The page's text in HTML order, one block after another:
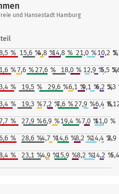
und Hansestadt Hamburg
% 15,6 %4,8 %14,8 % 21,0 %10,2 %
%7,6 %27,6 % 18,0 % 12,9 %5,5 %
% 19,5 % 29,6 %6,1 %9,1 %6,2 %
5,3
% 19,3 %7,2 %7,6 %27,9 %6,4 %6,1
% 27,9 %6,9 %19,4 %7,0 %11,0 %
% 28,6 %4,7 %14,6 %8,2 %14,4 %2,9
% 23,1 %4,9 %15,9 %8,2 %14,2 %